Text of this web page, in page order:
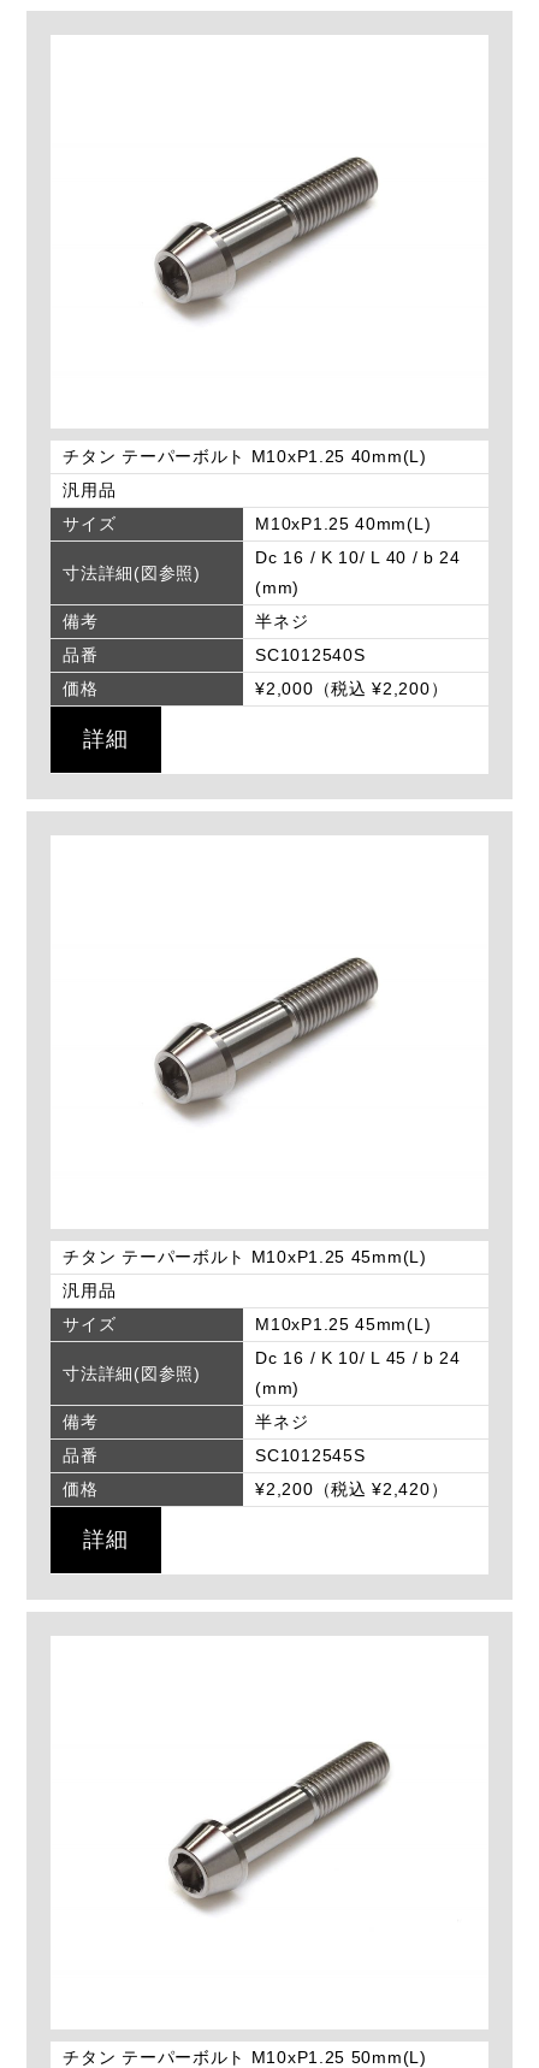
チタン テーパーボルト M10xP1.25 40mm(L)
汎用品
サイズ
M10xP1.25 40mm(L)
寸法詳細(図参照)
Dc 16 / K 10/ L 40 / b 24
(mm)
備考
半ネジ
品番
SC1012540S
価格
¥2,000（税込 ¥2,200）
詳細
チタン テーパーボルト M10xP1.25 45mm(L)
汎用品
サイズ
M10xP1.25 45mm(L)
寸法詳細(図参照)
Dc 16 / K 10/ L 45 / b 24
(mm)
備考
半ネジ
品番
SC1012545S
価格
¥2,200（税込 ¥2,420）
詳細
チタン テーパーボルト M10xP1.25 50mm(L)